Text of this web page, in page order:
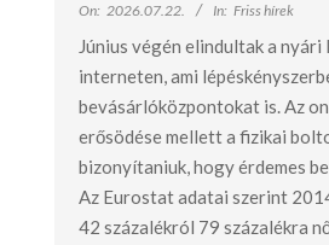
On: 2026.07.22. In: Friss hírek
Június végén elindultak a nyári
interneten, ami
bevásárlóközpontokat is. Az
erősödése mellett a fizikai
bizonyítaniuk, hogy érdemes
Az Eurostat adatai szerint
42 százalékról 79 százalékra